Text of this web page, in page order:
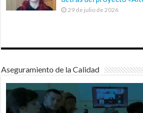
29 de julio de 2026
Aseguramiento de la Calidad